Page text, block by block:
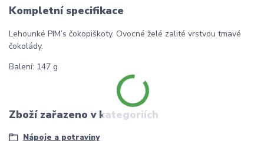
Kompletní specifikace
Lehounké PIM’s čokopiškoty. Ovocné želé zalité vrstvou tmavé
čokolády.
Balení: 147 g
Zboží zařazeno v kategoriích
Nápoje a potraviny